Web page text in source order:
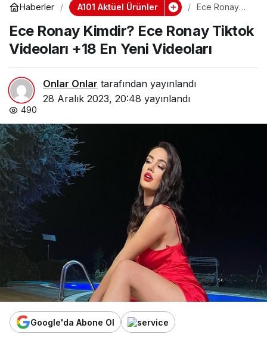
Haberler A101 Aktüel Ürünler
Ece Ronay
Ronay Tiktok
Videoları +18
En Yeni
Ece Ronay Kimdir? Ece Ronay Tiktok
Videoları +18 En Yeni Videoları
Onlar Onlar tarafından yayınlandı
28 Aralık 2023, 20:48 yayınlandı
490
Google'da Abone Ol